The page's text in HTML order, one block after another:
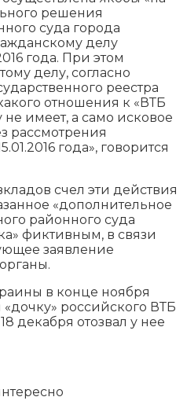
решения
суда города
делу
года. При этом
делу, согласно
реестра
отношения к «ВТБ
имеет, а само исковое
рассмотрения
года», говорится
счел эти действия
«дополнительное
районного суда
фиктивным, в связи
заявление
в конце ноября
российского ВТБ
декабря отозвал у нее